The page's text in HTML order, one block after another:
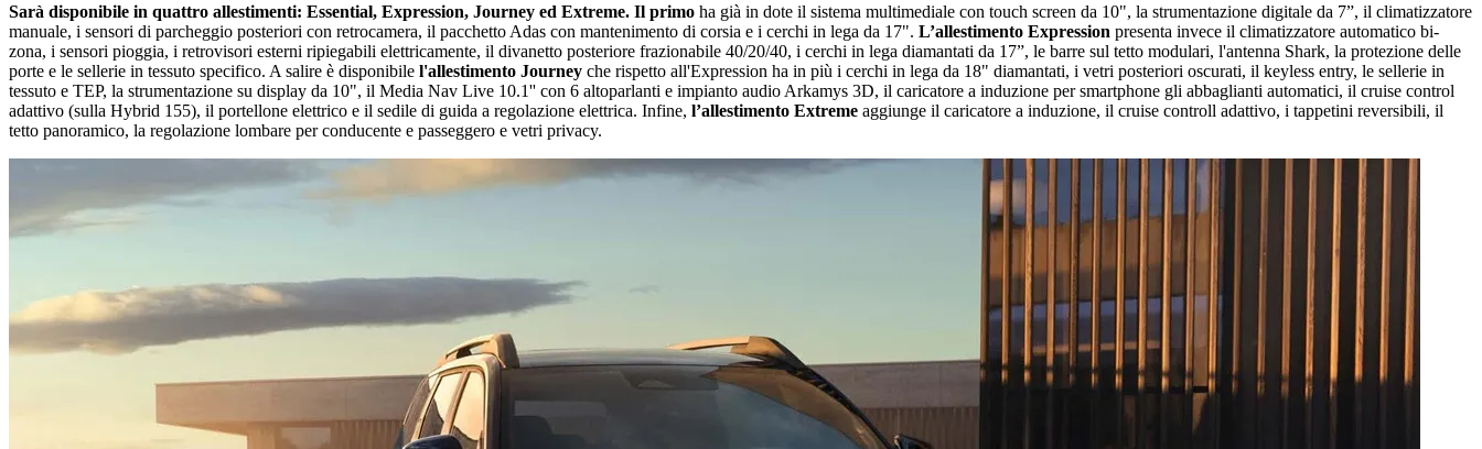
Sarà disponibile in quattro allestimenti: Essential, Expression, Journey ed Extreme. Il primo ha già in dote il sistema multimediale con touch screen da 10", la strumentazione digitale da 7”, il climatizzatore
manuale, i sensori di parcheggio posteriori con retrocamera, il pacchetto Adas con mantenimento di corsia e i cerchi in lega da 17". L’allestimento Expression presenta invece il climatizzatore automatico bi-
zona, i sensori pioggia, i retrovisori esterni ripiegabili elettricamente, il divanetto posteriore frazionabile 40/20/40, i cerchi in lega diamantati da 17”, le barre sul tetto modulari, l'antenna Shark, la protezione delle
porte e le sellerie in tessuto specifico. A salire è disponibile l'allestimento Journey che rispetto all'Expression ha in più i cerchi in lega da 18" diamantati, i vetri posteriori oscurati, il keyless entry, le sellerie in
tessuto e TEP, la strumentazione su display da 10", il Media Nav Live 10.1'' con 6 altoparlanti e impianto audio Arkamys 3D, il caricatore a induzione per smartphone gli abbaglianti automatici, il cruise control
adattivo (sulla Hybrid 155), il portellone elettrico e il sedile di guida a regolazione elettrica. Infine, l’allestimento Extreme aggiunge il caricatore a induzione, il cruise controll adattivo, i tappetini reversibili, il
tetto panoramico, la regolazione lombare per conducente e passeggero e vetri privacy.